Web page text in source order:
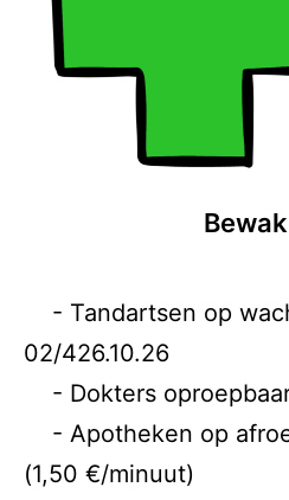
- Tandartsen op
02/426.10.26
- Dokters
- Apotheken op
(1,50 €/minuut)